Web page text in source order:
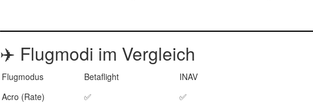
✈️ Flugmodi im Vergleich
Flugmodus Betaflight
INAV
Acro (Rate)
✅
✅